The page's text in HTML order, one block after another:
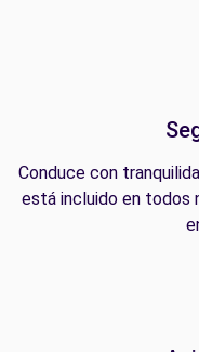
Conduce con
está incluido en todos